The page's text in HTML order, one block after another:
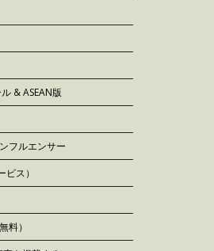
& ASEAN版
フルエンサー
ス）
料）